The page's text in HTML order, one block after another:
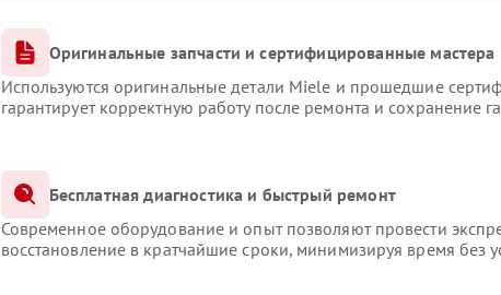
Оригинальные запчасти и сертифицированные мастера
Используются оригинальные детали Miele и прошедшие
гарантирует корректную работу после ремонта и сохранение
Бесплатная диагностика и быстрый ремонт
Современное оборудование и опыт позволяют провести
восстановление в кратчайшие сроки, минимизируя время без